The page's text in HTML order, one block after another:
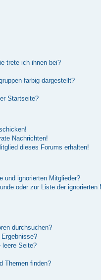
trete ich ihnen bei?
farbig dargestellt?
Startseite?
Nachrichten!
dieses Forums erhalten!
und ignorierten Mitglieder?
oder zur Liste der
durchsuchen?
leere Seite?
Themen finden?